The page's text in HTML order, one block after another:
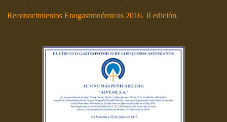
Reconocimientos Enogastronómicos 2016. II edición.